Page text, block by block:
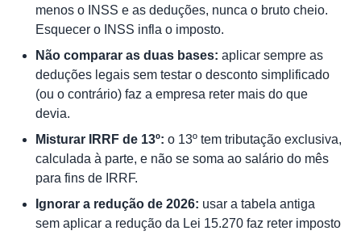
menos o INSS e as deduções, nunca o bruto cheio.
Esquecer o INSS infla o imposto.
Não comparar as duas bases: aplicar sempre as
deduções legais sem testar o desconto simplificado
(ou o contrário) faz a empresa reter mais do que
devia.
Misturar IRRF de 13º: o 13º tem tributação exclusiva,
calculada à parte, e não se soma ao salário do mês
para fins de IRRF.
Ignorar a redução de 2026: usar a tabela antiga
sem aplicar a redução da Lei 15.270 faz reter imposto